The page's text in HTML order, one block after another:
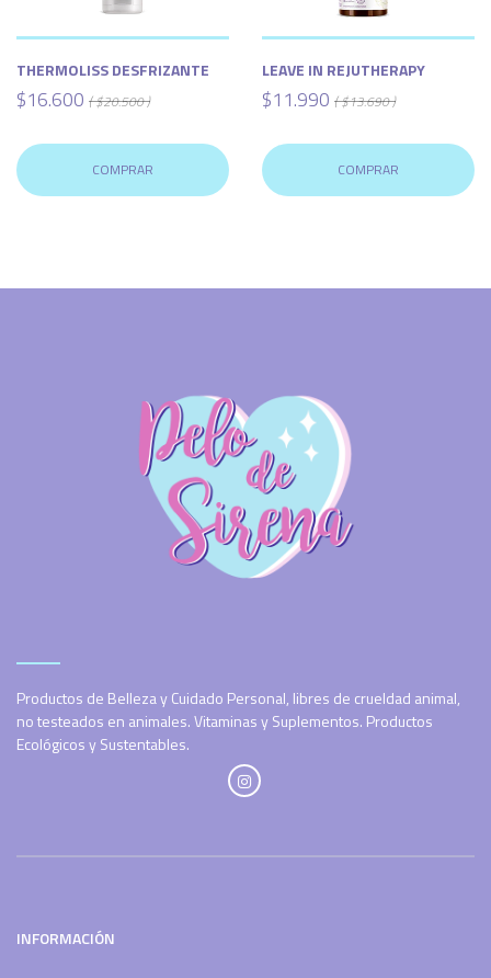
THERMOLISS DESFRIZANTE
$16.600 ( $20.500 )
COMPRAR
LEAVE IN REJUTHERAPY
$11.990 ( $13.690 )
COMPRAR
Productos de Belleza y Cuidado Personal, libres de crueldad animal,
no testeados en animales. Vitaminas y Suplementos. Productos
Ecológicos y Sustentables.
INFORMACIÓN